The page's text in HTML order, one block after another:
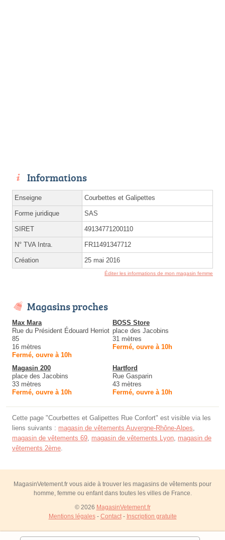
Informations
Enseigne Courbettes et Galipettes
Forme juridique SAS
SIRET 49134771200110
N° TVA Intra. FR11491347712
Création 25 mai 2016
Éditer les informations de mon magasin femme
Magasins proches
Max Mara
Rue du Président Édouard Herriot
85
16 mètres
Fermé, ouvre à 10h
BOSS Store
place des Jacobins
31 mètres
Fermé, ouvre à 10h
Magasin 200
place des Jacobins
33 mètres
Fermé, ouvre à 10h
Hartford
Rue Gasparin
43 mètres
Fermé, ouvre à 10h
Cette page "Courbettes et Galipettes Rue Confort" est visible via les
liens suivants : magasin de vêtements Auvergne-Rhône-Alpes,
magasin de vêtements 69, magasin de vêtements Lyon, magasin de
vêtements 2ème.
MagasinVetement.fr vous aide à trouver les magasins de vêtements pour
homme, femme ou enfant dans toutes les villes de France.
© 2026 MagasinVetement.fr
Mentions légales- Contact- Inscription gratuite